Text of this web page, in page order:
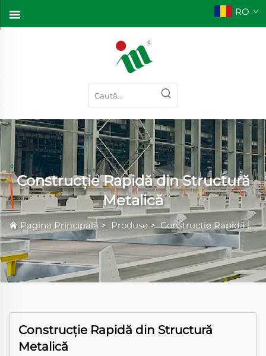
RO
Construcție Rapidă din Structură
Metalică
Pagina Principală > Produse >Construcție Rapidă din Structură Metalică
Construcție Rapidă din Structură
Metalică